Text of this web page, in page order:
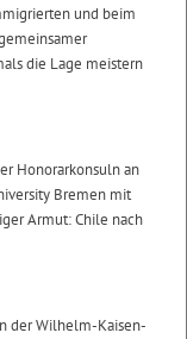
und beim
die Lage meistern
Honorarkonsuln an
Bremen mit
Armut: Chile nach
der Wilhelm-Kaisen-